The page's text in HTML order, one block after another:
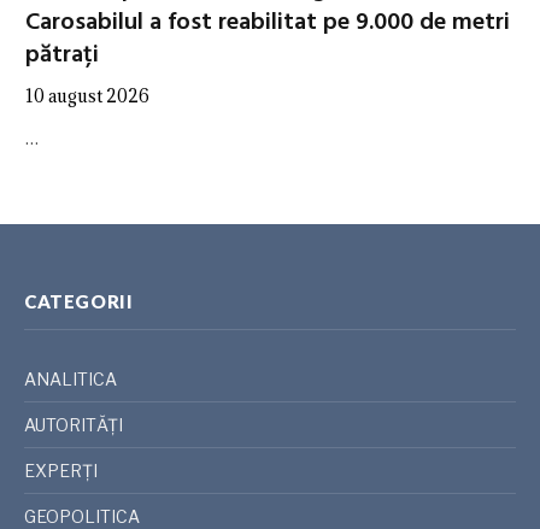
Carosabilul a fost reabilitat pe 9.000 de metri
pătrați
10 august 2026
…
CATEGORII
ANALITICA
AUTORITĂȚI
EXPERȚI
GEOPOLITICA